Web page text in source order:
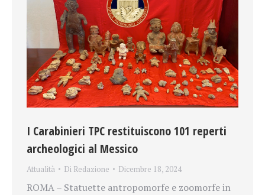
I Carabinieri TPC restituiscono 101 reperti
archeologici al Messico
Attualità Di Redazione Dicembre 18, 2024
ROMA – Statuette antropomorfe e zoomorfe in